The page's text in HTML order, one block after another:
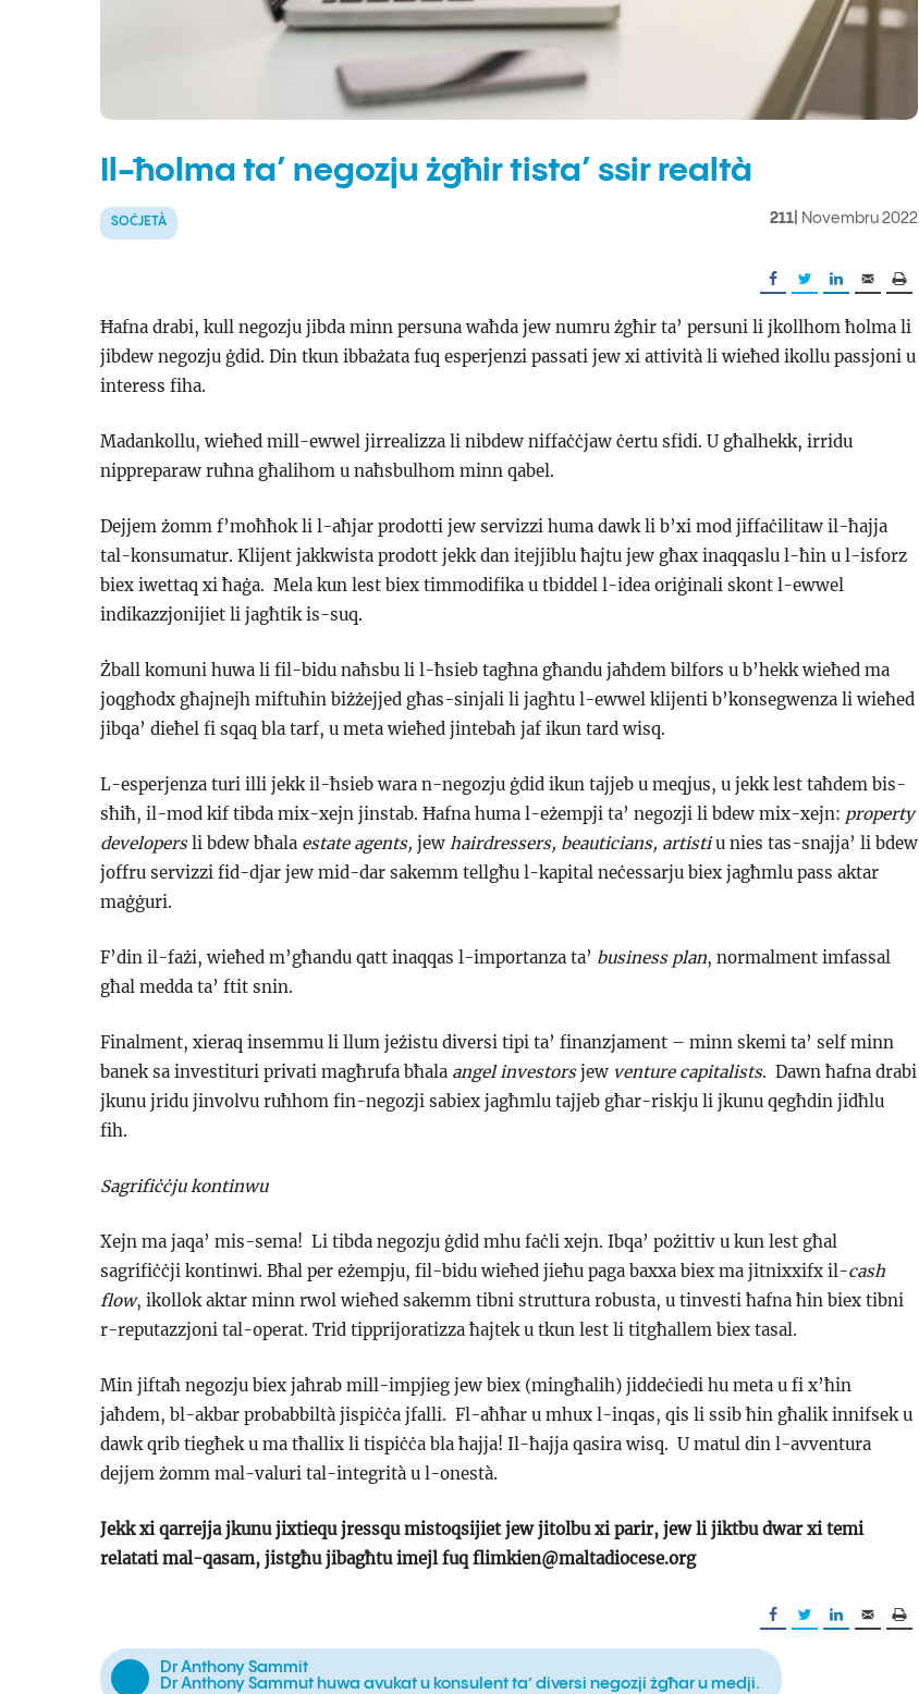
Il-ħolma ta’ negozju żgħir tista’ ssir realtà
SOĊJETÀ 211| Novembru 2022
Ħafna drabi, kull negozju jibda minn persuna waħda jew numru żgħir ta’ persuni li jkollhom ħolma li
jibdew negozju ġdid. Din tkun ibbażata fuq esperjenzi passati jew xi attività li wieħed ikollu passjoni u
interess fiha.
Madankollu, wieħed mill-ewwel jirrealizza li nibdew niffaċċjaw ċertu sfidi. U għalhekk, irridu
nippreparaw ruħna għalihom u naħsbulhom minn qabel.
Dejjem żomm f’moħħok li l-aħjar prodotti jew servizzi huma dawk li b’xi mod jiffaċilitaw il-ħajja
tal-konsumatur. Klijent jakkwista prodott jekk dan itejjiblu ħajtu jew għax inaqqaslu l-ħin u l-isforz
biex iwettaq xi ħaġa. Mela kun lest biex timmodifika u tbiddel l-idea oriġinali skont l-ewwel
indikazzjonijiet li jagħtik is-suq.
Żball komuni huwa li fil-bidu naħsbu li l-ħsieb tagħna għandu jaħdem bilfors u b’hekk wieħed ma
joqgħodx għajnejh miftuħin biżżejjed għas-sinjali li jagħtu l-ewwel klijenti b’konsegwenza li wieħed
jibqa’ dieħel fi sqaq bla tarf, u meta wieħed jintebaħ jaf ikun tard wisq.
L-esperjenza turi illi jekk il-ħsieb wara n-negozju ġdid ikun tajjeb u meqjus, u jekk lest taħdem bis-
sħiħ, il-mod kif tibda mix-xejn jinstab. Ħafna huma l-eżempji ta’ negozji li bdew mix-xejn: property
developersli bdew bħala estate agents, jew hairdressers, beauticians, artistiu nies tas-snajja’ li bdew
joffru servizzi fid-djar jew mid-dar sakemm tellgħu l-kapital neċessarju biex jagħmlu pass aktar
maġġuri.
F’din il-fażi, wieħed m’għandu qatt inaqqas l-importanza ta’ business plan, normalment imfassal
għal medda ta’ ftit snin.
Finalment, xieraq insemmu li llum jeżistu diversi tipi ta’ finanzjament – minn skemi ta’ self minn
banek sa investituri privati magħrufa bħala angel investorsjew venture capitalists. Dawn ħafna drabi
jkunu jridu jinvolvu ruħhom fin-negozji sabiex jagħmlu tajjeb għar-riskju li jkunu qegħdin jidħlu
fih.
Sagrifiċċju kontinwu
Xejn ma jaqa’ mis-sema! Li tibda negozju ġdid mhu faċli xejn. Ibqa’ pożittiv u kun lest għal
sagrifiċċji kontinwi. Bħal per eżempju, fil-bidu wieħed jieħu paga baxxa biex ma jitnixxifx il-cash
flow, ikollok aktar minn rwol wieħed sakemm tibni struttura robusta, u tinvesti ħafna ħin biex tibni
r-reputazzjoni tal-operat. Trid tipprijoratizza ħajtek u tkun lest li titgħallem biex tasal.
Min jiftaħ negozju biex jaħrab mill-impjieg jew biex (mingħalih) jiddeċiedi hu meta u fi x’ħin
jaħdem, bl-akbar probabbiltà jispiċċa jfalli. Fl-aħħar u mhux l-inqas, qis li ssib ħin għalik innifsek u
dawk qrib tiegħek u ma tħallix li tispiċċa bla ħajja! Il-ħajja qasira wisq. U matul din l-avventura
dejjem żomm mal-valuri tal-integrità u l-onestà.
Jekk xi qarrejja jkunu jixtiequ jressqu mistoqsijiet jew jitolbu xi parir, jew li jiktbu dwar xi temi
relatati mal-qasam, jistgħu jibagħtu imejl fuq flimkien@maltadiocese.org
Dr Anthony Sammit
Dr Anthony Sammut huwa avukat u konsulent ta’ diversi negozji żgħar u medji.